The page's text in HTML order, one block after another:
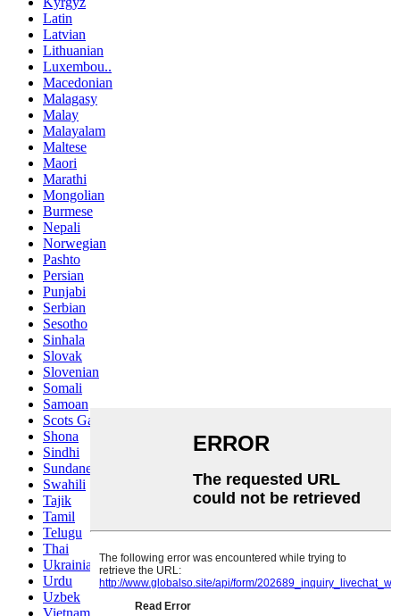
Latin
Latvian
Lithuanian
Luxembou..
Macedonian
Malagasy
Malay
Malayalam
Maltese
Maori
Marathi
Mongolian
Burmese
Nepali
Norwegian
Pashto
Persian
Punjabi
Serbian
Sesotho
Sinhala
Slovak
Slovenian
Somali
Samoan
Scots Gaelic
Shona
Sindhi
Sundanese
Swahili
Tajik
Tamil
Telugu
Thai
Ukrainian
Urdu
Uzbek